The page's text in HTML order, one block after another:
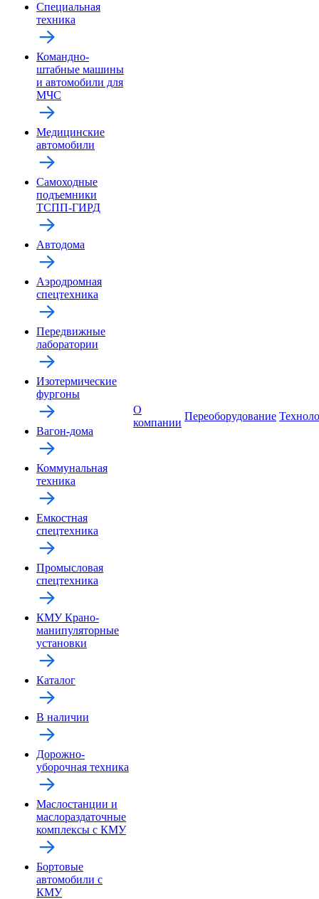
Специальная
техника
Командно-
штабные машины
и автомобили для
МЧС
Медицинские
автомобили
Самоходные
подъемники
ТСПП-ГИРД
Автодома
Аэродромная
спецтехника
Передвижные
лаборатории
Изотермические
фургоны
Вагон-дома
Коммунальная
техника
Емкостная
спецтехника
Промысловая
спецтехника
КМУ Крано-
манипуляторные
установки
Каталог
В наличии
Дорожно-
уборочная техника
Маслостанции и
маслораздаточные
комплексы с КМУ
Бортовые
автомобили с
КМУ
О
компании
Переоборудование